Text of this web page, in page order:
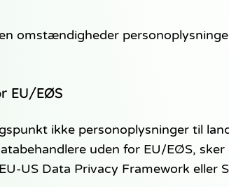
omstændigheder
EU/EØS
ikke personoplysninger til
uden for EU/EØS,
US Data Privacy Framework eller